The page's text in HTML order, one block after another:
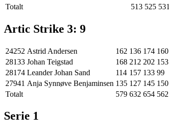
Totalt
513 525 531
Artic Strike 3: 9
24252 Astrid Andersen 162 136 174 160
28133 Johan Teigstad 168 212 202 153
28174 Leander Johan Sand 114 157 133 99
27941 Anja Synnøve Benjaminsen 135 127 145 150
Totalt
579 632 654 562
Serie 1